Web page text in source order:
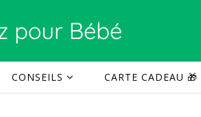
CONSEILS CARTE CADEAU 🎁